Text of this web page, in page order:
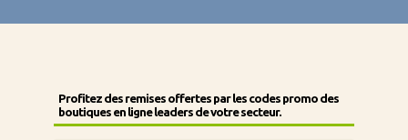
Profitez des remises offertes par les codes promo des
boutiques en ligne leaders de votre secteur.